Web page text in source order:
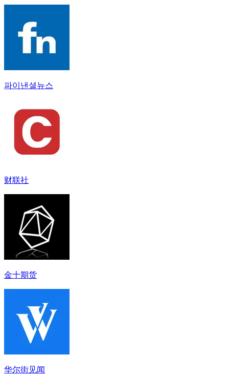
파이낸셜뉴스
财联社
金十期货
华尔街见闻